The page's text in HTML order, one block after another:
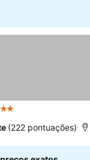
(222 pontuações)